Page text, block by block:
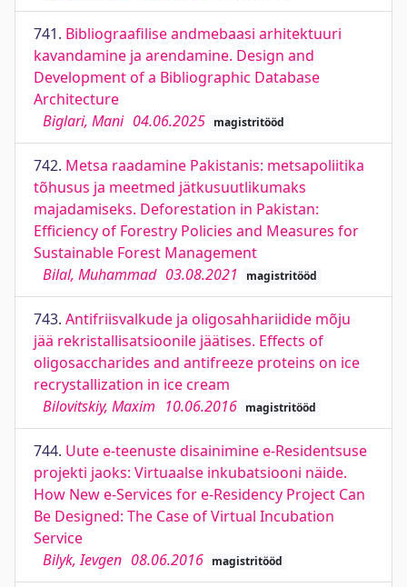
741. Bibliograafilise andmebaasi arhitektuuri
kavandamine ja arendamine. Design and
Development of a Bibliographic Database
Architecture
Biglari, Mani 04.06.2025 magistritööd
742. Metsa raadamine Pakistanis: metsapoliitika
tõhusus ja meetmed jätkusuutlikumaks
majadamiseks. Deforestation in Pakistan:
Efficiency of Forestry Policies and Measures for
Sustainable Forest Management
Bilal, Muhammad 03.08.2021 magistritööd
743. Antifriisvalkude ja oligosahhariidide mõju
jää rekristallisatsioonile jäätises. Effects of
oligosaccharides and antifreeze proteins on ice
recrystallization in ice cream
Bilovitskiy, Maxim 10.06.2016 magistritööd
744. Uute e-teenuste disainimine e-Residentsuse
projekti jaoks: Virtuaalse inkubatsiooni näide.
How New e-Services for e-Residency Project Can
Be Designed: The Case of Virtual Incubation
Service
Bilyk, Ievgen 08.06.2016 magistritööd